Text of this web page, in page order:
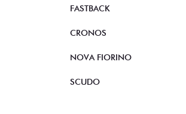
FASTBACK
CRONOS
NOVA FIORINO
SCUDO